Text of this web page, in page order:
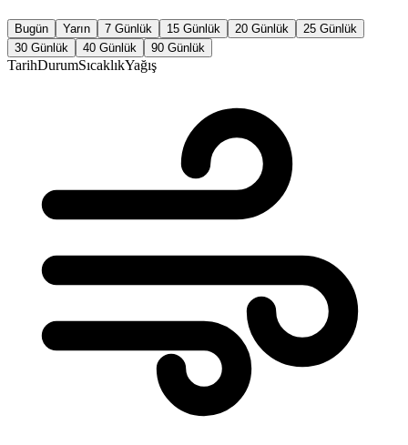
Bugün Yarın 7 Günlük 15 Günlük 20 Günlük
25 Günlük
30 Günlük
40 Günlük 90 Günlük
TarihDurumSıcaklıkYağış